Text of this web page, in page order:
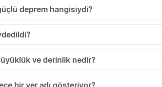
deprem hangisiydi?
ve derinlik nedir?
bir yer adı gösteriyor?